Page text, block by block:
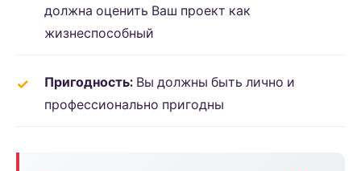
должна оценить Ваш проект как
жизнеспособный
Пригодность: Вы должны быть лично и
профессионально пригодны